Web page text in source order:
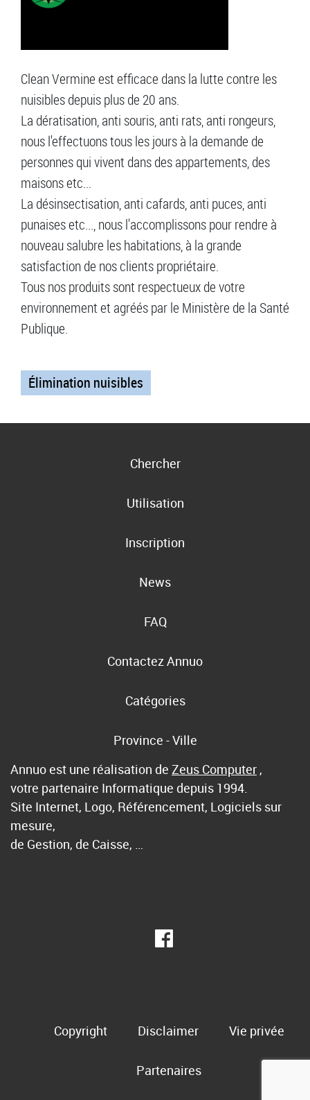
Clean Vermine est efficace dans la lutte contre les
nuisibles depuis plus de 20 ans.
La dératisation, anti souris, anti rats, anti rongeurs,
nous l'effectuons tous les jours à la demande de
personnes qui vivent dans des appartements, des
maisons etc...
La désinsectisation, anti cafards, anti puces, anti
punaises etc..., nous l'accomplissons pour rendre à
nouveau salubre les habitations, à la grande
satisfaction de nos clients propriétaire.
Tous nos produits sont respectueux de votre
environnement et agréés par le Ministère de la Santé
Publique.
Élimination nuisibles
Chercher
Utilisation
Inscription
News
FAQ
Contactez Annuo
Catégories
Province - Ville
Annuo est une réalisation de Zeus Computer ,
votre partenaire Informatique depuis 1994.
Site Internet, Logo, Référencement, Logiciels sur
mesure,
de Gestion, de Caisse, …
Copyright Disclaimer Vie privée
Partenaires